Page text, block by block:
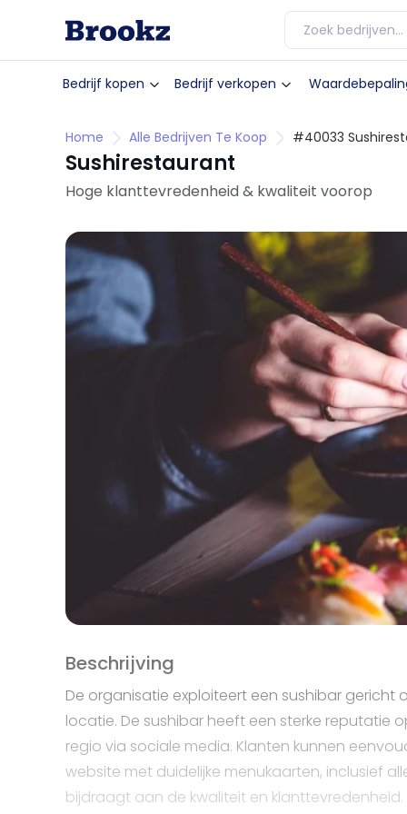
Bedrijf kopen Bedrijf verkopen
Home Alle Bedrijven Te Koop #40033
Sushirestaurant
Hoge klanttevredenheid & kwaliteit voorop
Beschrijving
De organisatie exploiteert een sushibar
locatie. De sushibar heeft een sterke
regio via sociale media. Klanten kunnen
website met duidelijke menukaarten, inclusief
bijdraagt aan de kwaliteit en